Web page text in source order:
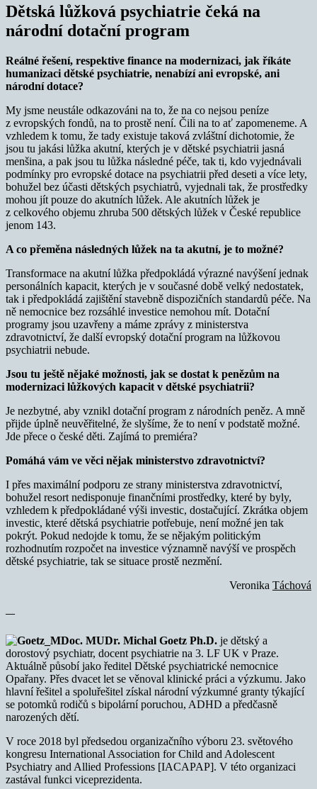
Dětská lůžková psychiatrie čeká na
národní dotační program
Reálné řešení, respektive finance na modernizaci, jak říkáte
humanizaci dětské psychiatrie, nenabízí ani evropské, ani
národní dotace?
My jsme neustále odkazováni na to, že na co nejsou peníze
z evropských fondů, na to prostě není. Čili na to ať zapomeneme. A
vzhledem k tomu, že tady existuje taková zvláštní dichotomie, že
jsou tu jakási lůžka akutní, kterých je v dětské psychiatrii jasná
menšina, a pak jsou tu lůžka následné péče, tak ti, kdo vyjednávali
podmínky pro evropské dotace na psychiatrii před deseti a více lety,
bohužel bez účasti dětských psychiatrů, vyjednali tak, že prostředky
mohou jít pouze do akutních lůžek. Ale akutních lůžek je
z celkového objemu zhruba 500 dětských lůžek v České republice
jenom 143.
A co přeměna následných lůžek na ta akutní, je to možné?
Transformace na akutní lůžka předpokládá výrazné navýšení jednak
personálních kapacit, kterých je v současné době velký nedostatek,
tak i předpokládá zajištění stavebně dispozičních standardů péče. Na
ně nemocnice bez rozsáhlé investice nemohou mít. Dotační
programy jsou uzavřeny a máme zprávy z ministerstva
zdravotnictví, že další evropský dotační program na lůžkovou
psychiatrii nebude.
Jsou tu ještě nějaké možnosti, jak se dostat k penězům na
modernizaci lůžkových kapacit v dětské psychiatrii?
Je nezbytné, aby vznikl dotační program z národních peněz. A mně
přijde úplně neuvěřitelné, že slyšíme, že to není v podstatě možné.
Jde přece o české děti. Zajímá to premiéra?
Pomáhá vám ve věci nějak ministerstvo zdravotnictví?
I přes maximální podporu ze strany ministerstva zdravotnictví,
bohužel resort nedisponuje finančními prostředky, které by byly,
vzhledem k předpokládané výši investic, dostačující. Zkrátka objem
investic, které dětská psychiatrie potřebuje, není možné jen tak
pokrýt. Pokud nedojde k tomu, že se nějakým politickým
rozhodnutím rozpočet na investice významně navýší ve prospěch
dětské psychiatrie, tak se situace prostě nezmění.
Veronika Táchová
—
Doc. MUDr. Michal Goetz Ph.D. je dětský a
dorostový psychiatr, docent psychiatrie na 3. LF UK v Praze.
Aktuálně působí jako ředitel Dětské psychiatrické nemocnice
Opařany. Přes dvacet let se věnoval klinické práci a výzkumu. Jako
hlavní řešitel a spoluřešitel získal národní výzkumné granty týkající
se potomků rodičů s bipolární poruchou, ADHD a předčasně
narozených dětí.
V roce 2018 byl předsedou organizačního výboru 23. světového
kongresu International Association for Child and Adolescent
Psychiatry and Allied Professions [IACAPAP]. V této organizaci
zastával funkci viceprezidenta.